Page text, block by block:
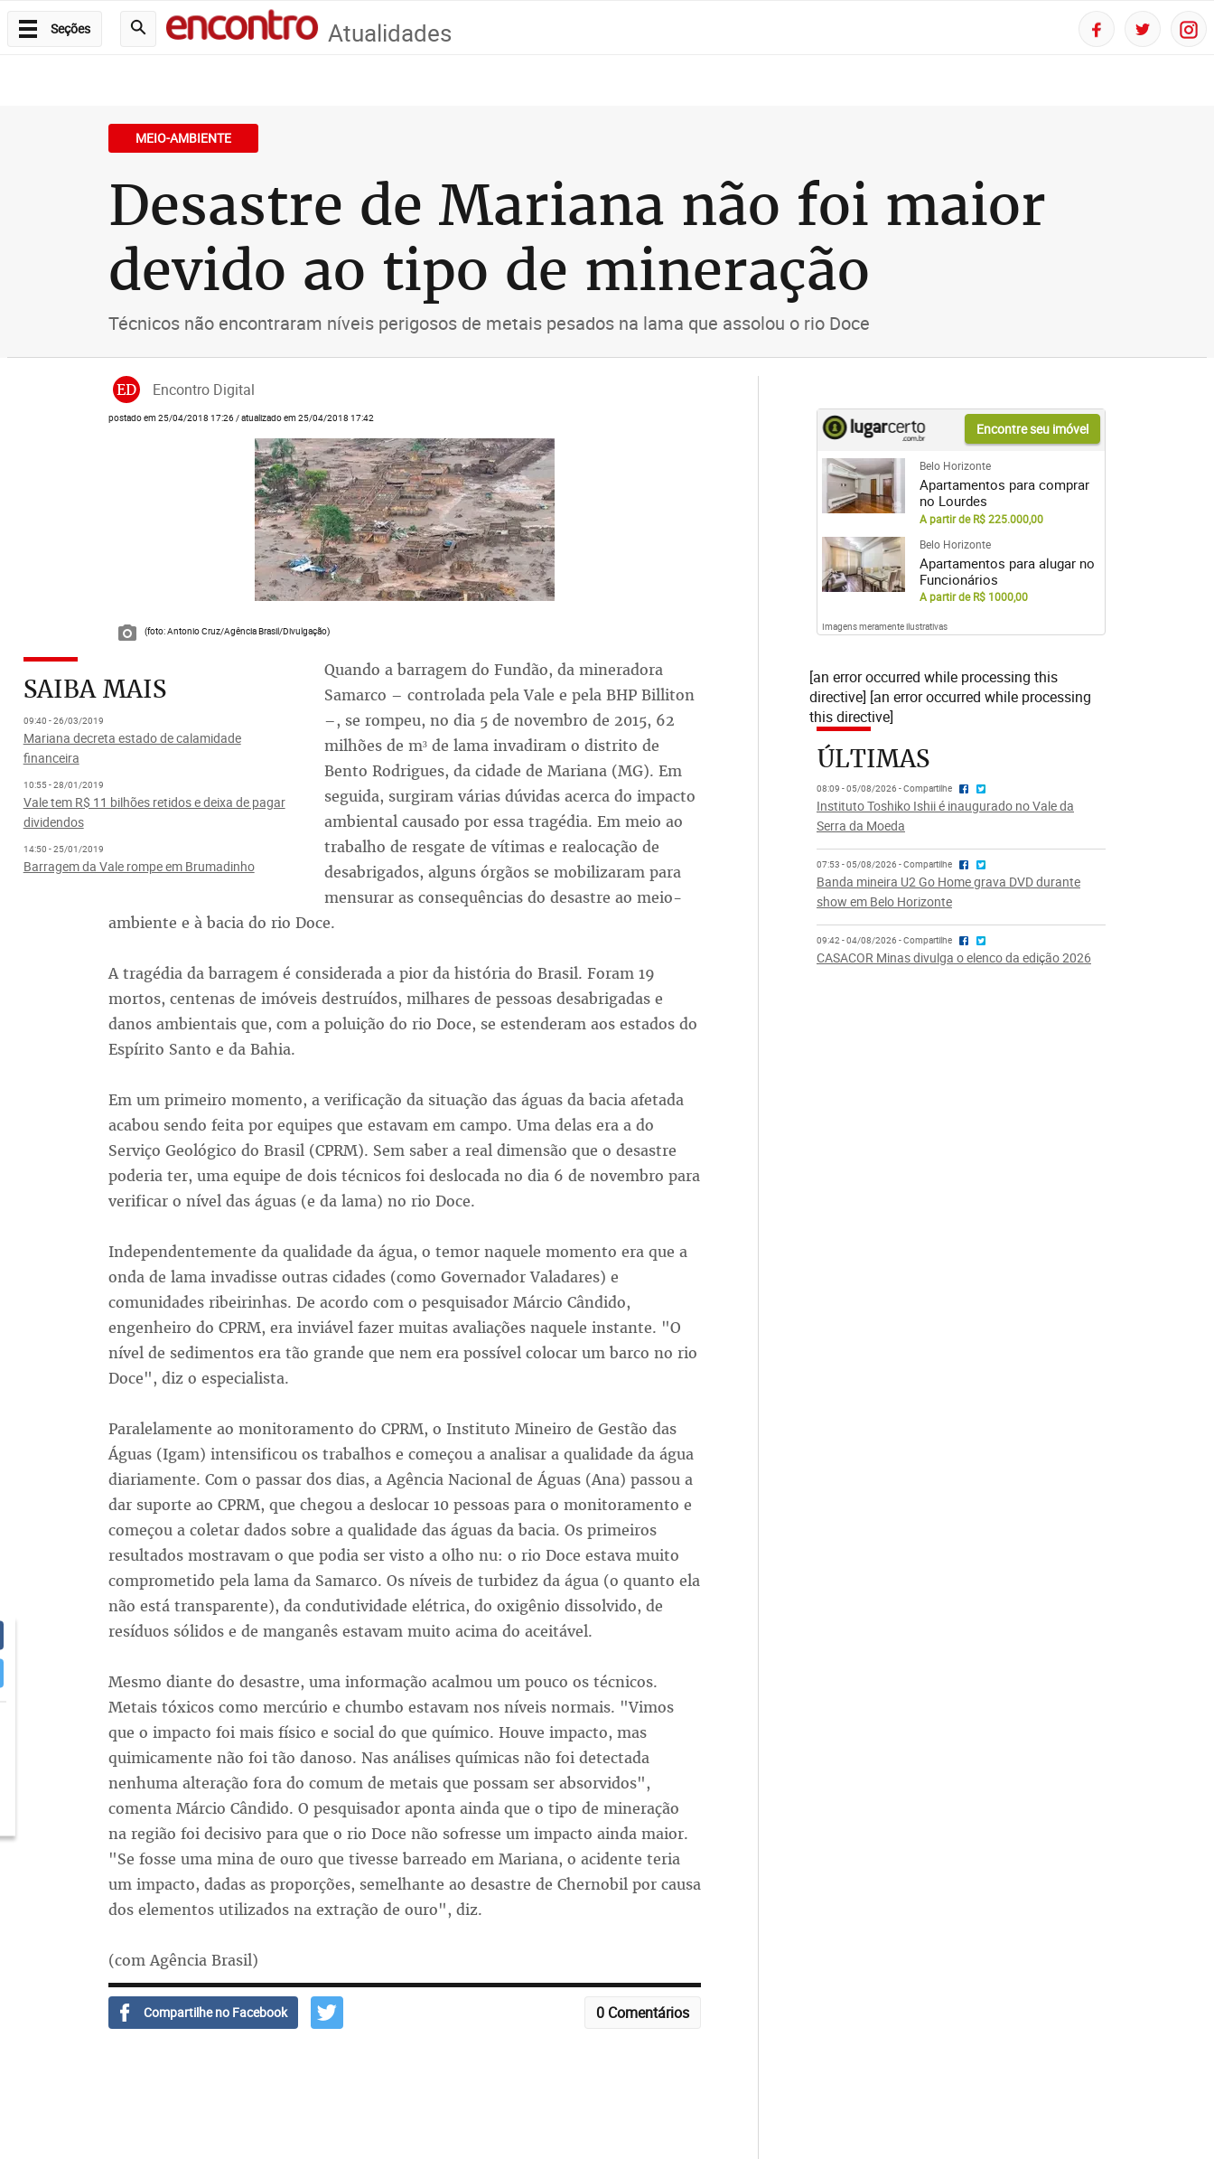
Seções Atualidades
MEIO-AMBIENTE
Desastre de Mariana não foi maior
devido ao tipo de mineração
Técnicos não encontraram níveis perigosos de metais pesados na lama que assolou o rio Doce
ED Encontro Digital
postado em 25/04/2018 17:26 / atualizado em 25/04/2018 17:42
(foto: Antonio Cruz/Agência Brasil/Divulgação)
SAIBA MAIS
09:40 - 26/03/2019
Mariana decreta estado de calamidade
financeira
10:55 - 28/01/2019
Vale tem R$ 11 bilhões retidos e deixa de pagar
dividendos
14:50 - 25/01/2019
Barragem da Vale rompe em Brumadinho
Quando a barragem do Fundão, da mineradora
Samarco – controlada pela Vale e pela BHP Billiton
–, se rompeu, no dia 5 de novembro de 2015, 62
milhões de m³ de lama invadiram o distrito de
Bento Rodrigues, da cidade de Mariana (MG). Em
seguida, surgiram várias dúvidas acerca do impacto
ambiental causado por essa tragédia. Em meio ao
trabalho de resgate de vítimas e realocação de
desabrigados, alguns órgãos se mobilizaram para
mensurar as consequências do desastre ao meio-
ambiente e à bacia do rio Doce.
A tragédia da barragem é considerada a pior da história do Brasil. Foram 19
mortos, centenas de imóveis destruídos, milhares de pessoas desabrigadas e
danos ambientais que, com a poluição do rio Doce, se estenderam aos estados do
Espírito Santo e da Bahia.
Em um primeiro momento, a verificação da situação das águas da bacia afetada
acabou sendo feita por equipes que estavam em campo. Uma delas era a do
Serviço Geológico do Brasil (CPRM). Sem saber a real dimensão que o desastre
poderia ter, uma equipe de dois técnicos foi deslocada no dia 6 de novembro para
verificar o nível das águas (e da lama) no rio Doce.
Independentemente da qualidade da água, o temor naquele momento era que a
onda de lama invadisse outras cidades (como Governador Valadares) e
comunidades ribeirinhas. De acordo com o pesquisador Márcio Cândido,
engenheiro do CPRM, era inviável fazer muitas avaliações naquele instante. "O
nível de sedimentos era tão grande que nem era possível colocar um barco no rio
Doce", diz o especialista.
Paralelamente ao monitoramento do CPRM, o Instituto Mineiro de Gestão das
Águas (Igam) intensificou os trabalhos e começou a analisar a qualidade da água
diariamente. Com o passar dos dias, a Agência Nacional de Águas (Ana) passou a
dar suporte ao CPRM, que chegou a deslocar 10 pessoas para o monitoramento e
começou a coletar dados sobre a qualidade das águas da bacia. Os primeiros
resultados mostravam o que podia ser visto a olho nu: o rio Doce estava muito
comprometido pela lama da Samarco. Os níveis de turbidez da água (o quanto ela
não está transparente), da condutividade elétrica, do oxigênio dissolvido, de
resíduos sólidos e de manganês estavam muito acima do aceitável.
Mesmo diante do desastre, uma informação acalmou um pouco os técnicos.
Metais tóxicos como mercúrio e chumbo estavam nos níveis normais. "Vimos
que o impacto foi mais físico e social do que químico. Houve impacto, mas
quimicamente não foi tão danoso. Nas análises químicas não foi detectada
nenhuma alteração fora do comum de metais que possam ser absorvidos",
comenta Márcio Cândido. O pesquisador aponta ainda que o tipo de mineração
na região foi decisivo para que o rio Doce não sofresse um impacto ainda maior.
"Se fosse uma mina de ouro que tivesse barreado em Mariana, o acidente teria
um impacto, dadas as proporções, semelhante ao desastre de Chernobil por causa
dos elementos utilizados na extração de ouro", diz.
(com Agência Brasil)
Compartilhe no Facebook 0 Comentários
Encontre seu imóvel
Belo Horizonte
Apartamentos para comprar
no Lourdes
A partir de R$ 225.000,00
Belo Horizonte
Apartamentos para alugar no
Funcionários
A partir de R$ 1000,00
Imagens meramente ilustrativas
[an error occurred while processing this
directive] [an error occurred while processing
this directive]
ÚLTIMAS
08:09 - 05/08/2026 - Compartilhe
Instituto Toshiko Ishii é inaugurado no Vale da
Serra da Moeda
07:53 - 05/08/2026 - Compartilhe
Banda mineira U2 Go Home grava DVD durante
show em Belo Horizonte
09:42 - 04/08/2026 - Compartilhe
CASACOR Minas divulga o elenco da edição 2026